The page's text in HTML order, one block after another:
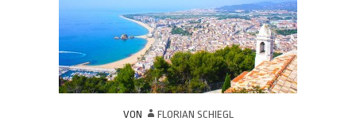
VON FLORIAN SCHIEGL